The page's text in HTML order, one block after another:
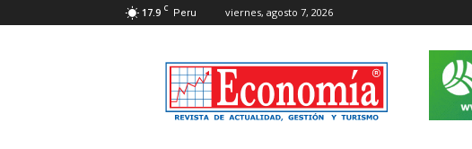
17.9 C Peru viernes, agosto 7, 2026
Revista
Economía